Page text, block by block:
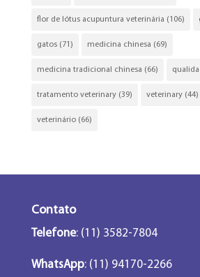
flor de lótus acupuntura veterinária (106)
gatos(71) medicina chinesa (69)
medicina tradicional chinesa (66)
tratamento veterinary(39) veterinary(44)
veterinário(66)
Contato
Telefone: (11) 3582-7804
WhatsApp: (11) 94170-2266